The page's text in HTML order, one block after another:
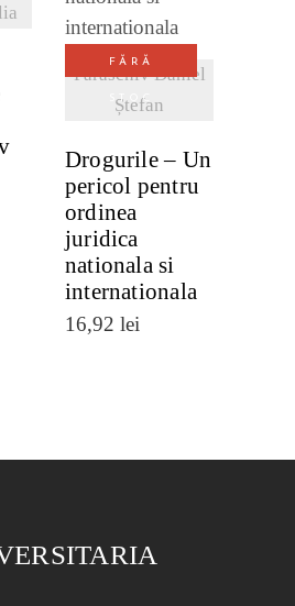
FĂRĂ
STOC
Paraschiv Daniel
Ștefan
DETALII
Drogurile – Un
pericol pentru
ordinea
juridica
nationala si
internationala
16,92 lei